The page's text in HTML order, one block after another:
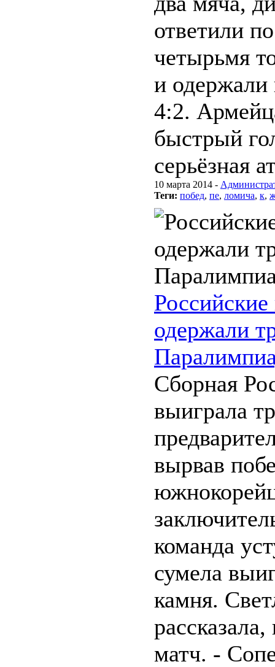
ответили
четырьмя
и одержали
4:2.
быстрый
серьёзная
10 марта 2014 -
Теги: побед, пе, ломича, к,
одержали
Сборная
выиграла
вырвав
команда
сумела
камня.
матч. -